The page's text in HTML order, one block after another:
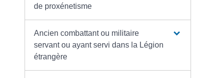
de proxénetisme
Ancien combattant ou militaire
servant ou ayant servi dans la Légion
étrangère